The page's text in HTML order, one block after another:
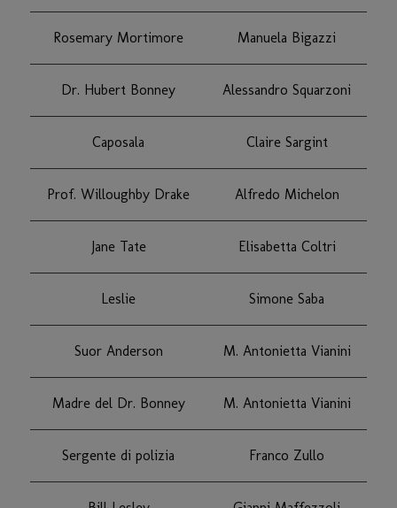
Rosemary Mortimore Manuela Bigazzi
Dr. Hubert Bonney Alessandro Squarzoni
Caposala Claire Sargint
Prof. Willoughby Drake Alfredo Michelon
Jane Tate Elisabetta Coltri
Leslie Simone Saba
Suor Anderson M. Antonietta Vianini
Madre del Dr. Bonney M. Antonietta Vianini
Sergente di polizia Franco Zullo